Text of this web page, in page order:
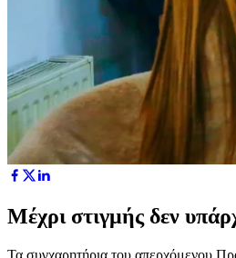
Μέχρι στιγμής δεν
Τα συγχαρητήρια του απερχόμενου